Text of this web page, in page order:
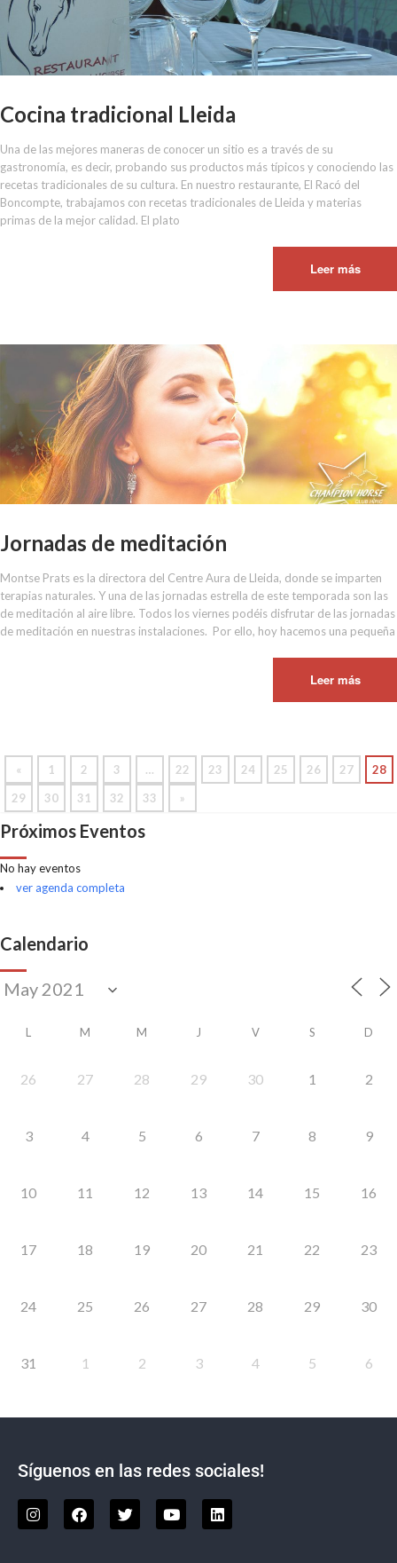
Cocina tradicional Lleida
Una de las mejores maneras de conocer un sitio es a través de su
gastronomía, es decir, probando sus productos más típicos y conociendo las
recetas tradicionales de su cultura. En nuestro restaurante, El Racó del
Boncompte, trabajamos con recetas tradicionales de Lleida y materias
primas de la mejor calidad. El plato
Leer más
Jornadas de meditación
Montse Prats es la directora del Centre Aura de Lleida, donde se imparten
terapias naturales. Y una de las jornadas estrella de este temporada son las
de meditación al aire libre. Todos los viernes podéis disfrutar de las jornadas
de meditación en nuestras instalaciones. Por ello, hoy hacemos una pequeña
Leer más
« 1 2 3 … 22 23 24 25 26 27
28
29
30 31 32 33 »
Próximos Eventos
No hay eventos
ver agenda completa
Calendario
L M M J V S D
26 27 28 29 30 1 2
3 4 5 6 7 8 9
10 11 12 13 14 15 16
17 18 19 20 21 22 23
24 25 26 27 28 29 30
31 1 2 3 4 5 6
Síguenos en las redes sociales!